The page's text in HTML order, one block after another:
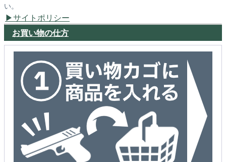
い。
サイトポリシー
お買い物の仕方